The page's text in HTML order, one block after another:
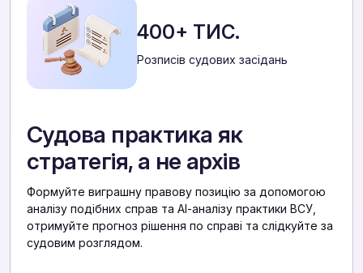
400+ ТИС.
Розписів судових засідань
Судова практика як
стратегія, а не архів
Формуйте виграшну правову позицію за допомогою
аналізу подібних справ та АІ-аналізу практики ВСУ,
отримуйте прогноз рішення по справі та слідкуйте за
судовим розглядом.